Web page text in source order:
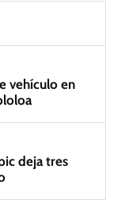
vehículo en
deja tres